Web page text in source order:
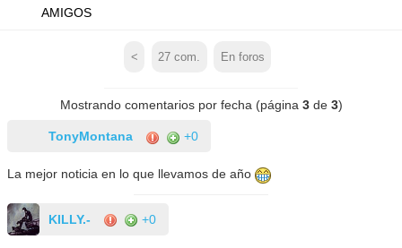
AMIGOS
< 27 com. En foros
Mostrando comentarios por fecha (página 3de 3)
TonyMontana +0
La mejor noticia en lo que llevamos de año
KILLY.- +0